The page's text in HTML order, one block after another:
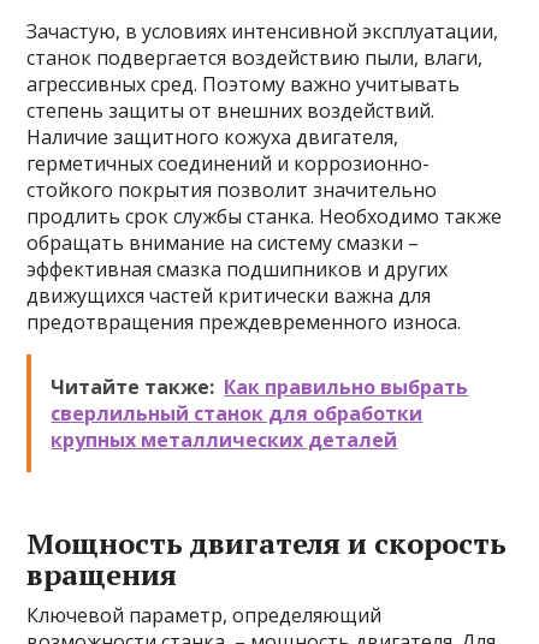
Зачастую, в условиях интенсивной эксплуатации,
станок подвергается воздействию пыли, влаги,
агрессивных сред. Поэтому важно учитывать
степень защиты от внешних воздействий.
Наличие защитного кожуха двигателя,
герметичных соединений и коррозионно-
стойкого покрытия позволит значительно
продлить срок службы станка. Необходимо также
обращать внимание на систему смазки –
эффективная смазка подшипников и других
движущихся частей критически важна для
предотвращения преждевременного износа.
Читайте также: Как правильно выбрать
сверлильный станок для обработки
крупных металлических деталей
Мощность двигателя и скорость
вращения
Ключевой параметр, определяющий